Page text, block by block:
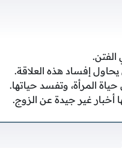
إفساد هذه العلاقة.
المرأة، وتفسد حياتها.
أخبار غير جيدة عن الزوج.